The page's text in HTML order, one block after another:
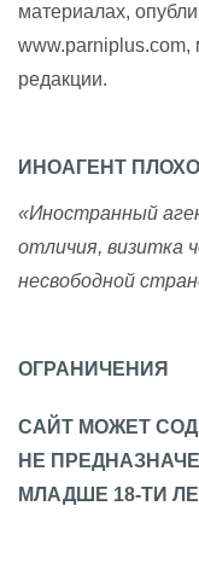
материалах,
www.parniplus.com,
редакции.
ИНОАГЕНТ
«Иностранный
отличия, визитка
несвободной
ОГРАНИЧЕНИЯ
САЙТ МОЖЕТ
НЕ
МЛАДШЕ 18-ТИ